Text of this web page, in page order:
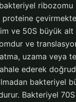
ribozomu
proteine
ve 50S büyük alt
ve
uzama veya
ederek
bakteriyel
Bakteriyel